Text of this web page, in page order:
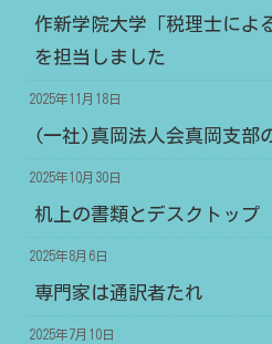
作新学院大学「税理士によ
を担当しました
2025年11月18日
(一社)真岡法人会真岡支部
2025年10月30日
机上の書類とデスクトップ
2025年8月6日
専門家は通訳者たれ
2025年7月10日